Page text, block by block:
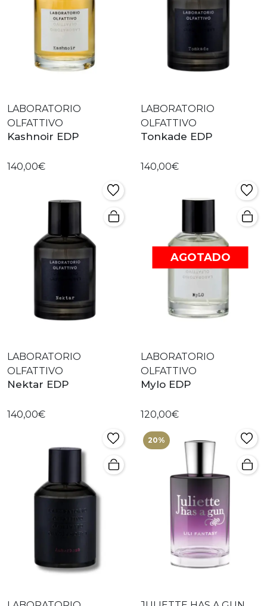
LABORATORIO
OLFATTIVO
Kashnoir EDP
140,00€
LABORATORIO
OLFATTIVO
Tonkade EDP
140,00€
LABORATORIO
OLFATTIVO
Nektar EDP
140,00€
AGOTADO
LABORATORIO
OLFATTIVO
Mylo EDP
120,00€
20%